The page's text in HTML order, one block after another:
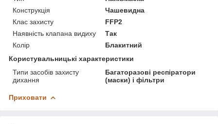
Конструкція
Чашевидна
Клас захисту
FFP2
Наявність клапана видиху
Так
Колір
Блакитний
Користувальницькі характеристики
Типи засобів захисту
дихання
Багаторазові респіратори
(маски) і фільтри
Приховати